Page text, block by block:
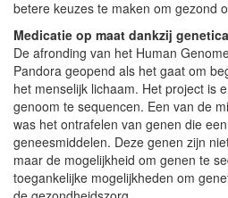
betere keuzes te maken om gezond
Medicatie op maat dankzij genetica
De afronding van het Human
Pandora geopend als het gaat om
het menselijk lichaam. Het project is
genoom te sequencen. Een van de
was het ontrafelen van genen die
geneesmiddelen. Deze genen zijn
maar de mogelijkheid om genen te
toegankelijke mogelijkheden om